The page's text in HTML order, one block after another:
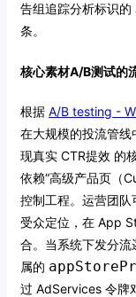
告组追踪分析标识
条。
核心素材A/B测试的
根据 A/B testing -
在大规模的投流管
现真实 CTR提效 的
依赖“高级产品页（
控制工程。运营团
受众定位，在 App
合。当系统下发分
属的
过 AdServices 令牌